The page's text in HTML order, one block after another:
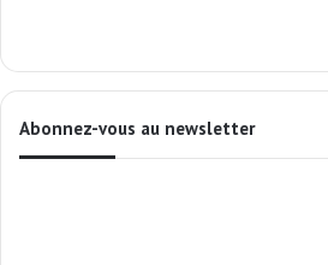
Abonnez-vous au newsletter